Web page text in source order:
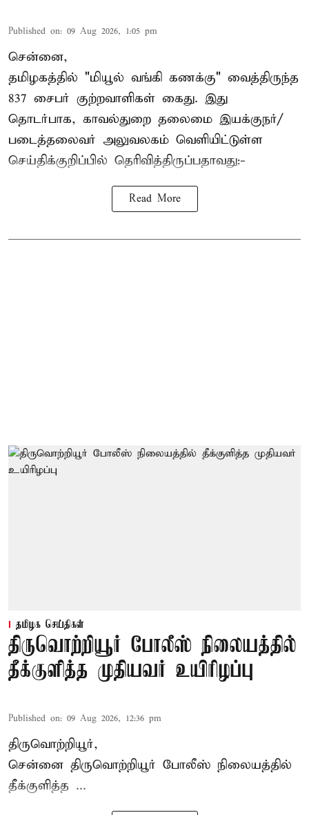
Published on: 09 Aug 2026, 1:05 pm
சென்னை,
தமிழகத்தில் "மியூல் வங்கி கணக்கு" வைத்திருந்த
837 சைபர் குற்றவாளிகள் கைது. இது
தொடர்பாக, காவல்துறை தலைமை இயக்குநர்/
படைத்தலைவர் அலுவலகம் வெளியிட்டுள்ள
செய்திக்குறிப்பில் தெரிவித்திருப்பதாவது:-
Read More
தமிழக செய்திகள்
திருவொற்றியூர் போலீஸ் நிலையத்தில்
தீக்குளித்த முதியவர் உயிரிழப்பு
Published on: 09 Aug 2026, 12:36 pm
திருவொற்றியூர்,
சென்னை திருவொற்றியூர் போலீஸ் நிலையத்தில்
தீக்குளித்த ...